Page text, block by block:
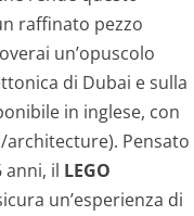
raffinato pezzo
un’opuscolo
di Dubai e sulla
in inglese, con
architecture). Pensato
anni, il LEGO
un’esperienza di